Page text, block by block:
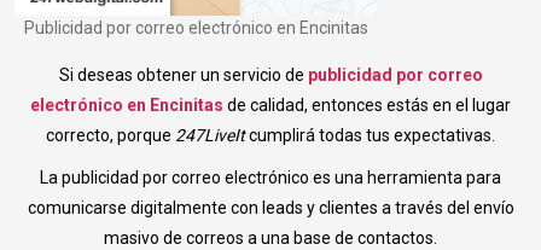
Publicidad por correo electrónico en Encinitas
Si deseas obtener un servicio de publicidad por correo
electrónico en Encinitas de calidad, entonces estás en el lugar
correcto, porque 247LiveItcumplirá todas tus expectativas.
La publicidad por correo electrónico es una herramienta para
comunicarse digitalmente con leads y clientes a través del envío
masivo de correos a una base de contactos.